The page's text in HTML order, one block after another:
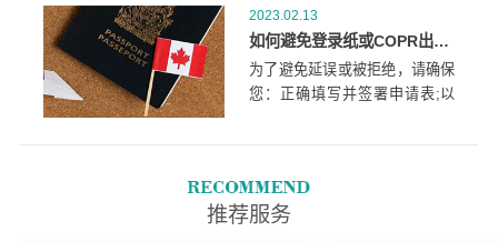
2023.02.13
如何避免登录纸或COPR出现问题？
为了避免延误或被拒绝，请确保
您：正确填写并签署申请表;以
部分的所有文件。
推荐服务